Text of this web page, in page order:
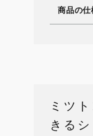
商品の
ミツ
きる